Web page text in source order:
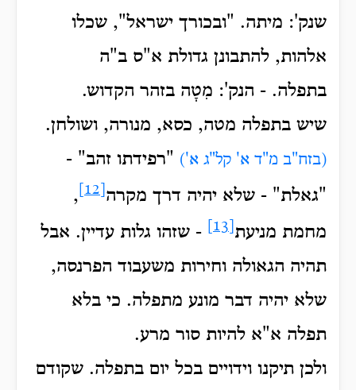
שנק': מיתה. "ובכורך ישראל", שכלו
אלהות, להתבונן גדולת א"ס ב"ה
בתפלה. - הנק': מִטָה בזהר הקדוש.
שיש בתפלה מטה, כסא, מנורה, ושולחן.
(בזח"ב מ"ד א' קל"ג א') "רפידתו זהב" -
"גאלת" - שלא יהיה דרך מקרה
,
מחמת מניעת
- שזהו גלות עדיין. אבל
תהיה הגאולה וחירות משעבוד הפרנסה,
שלא יהיה דבר מונע מתפלה. כי בלא
תפלה א"א להיות סור מרע.
ולכן תיקנו וידויים בכל יום בתפלה. שקודם